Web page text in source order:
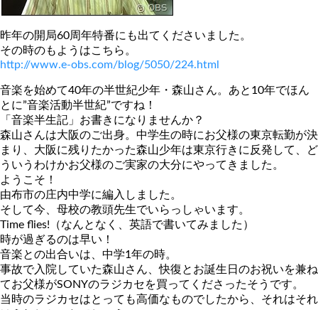
昨年の開局60周年特番にも出てくださいました。
その時のもようはこちら。
http://www.e-obs.com/blog/5050/224.html
音楽を始めて40年の半世紀少年・森山さん。あと10年でほん
とに”音楽活動半世紀”ですね！
「音楽半生記」お書きになりませんか？
森山さんは大阪のご出身。中学生の時にお父様の東京転勤が決
まり、大阪に残りたかった森山少年は東京行きに反発して、ど
ういうわけかお父様のご実家の大分にやってきました。
ようこそ！
由布市の庄内中学に編入しました。
そして今、母校の教頭先生でいらっしゃいます。
Time flies!（なんとなく、英語で書いてみました）
時が過ぎるのは早い！
音楽との出合いは、中学1年の時。
事故で入院していた森山さん、快復とお誕生日のお祝いを兼ね
てお父様がSONYのラジカセを買ってくださったそうです。
当時のラジカセはとっても高価なものでしたから、それはそれ